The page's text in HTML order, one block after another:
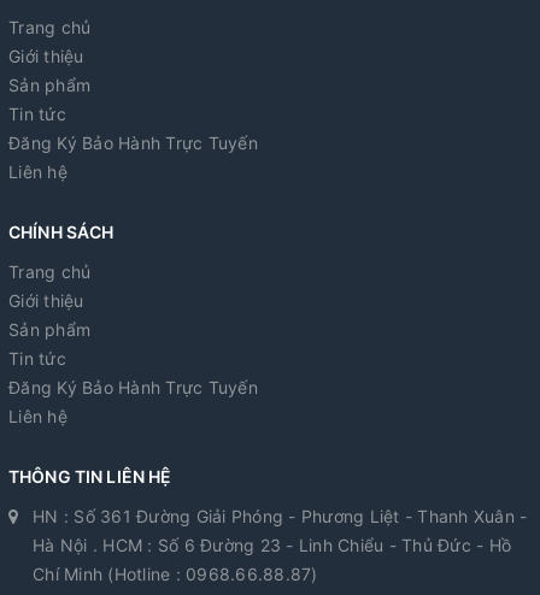
Trang chủ
Giới thiệu
Sản phẩm
Tin tức
Đăng Ký Bảo Hành Trực Tuyến
Liên hệ
CHÍNH SÁCH
Trang chủ
Giới thiệu
Sản phẩm
Tin tức
Đăng Ký Bảo Hành Trực Tuyến
Liên hệ
THÔNG TIN LIÊN HỆ
HN : Số 361 Đường Giải Phóng - Phương Liệt - Thanh Xuân -
Hà Nội . HCM : Số 6 Đường 23 - Linh Chiểu - Thủ Đức - Hồ
Chí Minh (Hotline : 0968.66.88.87)